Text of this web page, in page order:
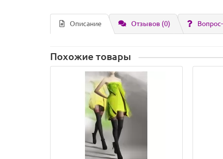
Описание Отзывов (0)
Похожие товары